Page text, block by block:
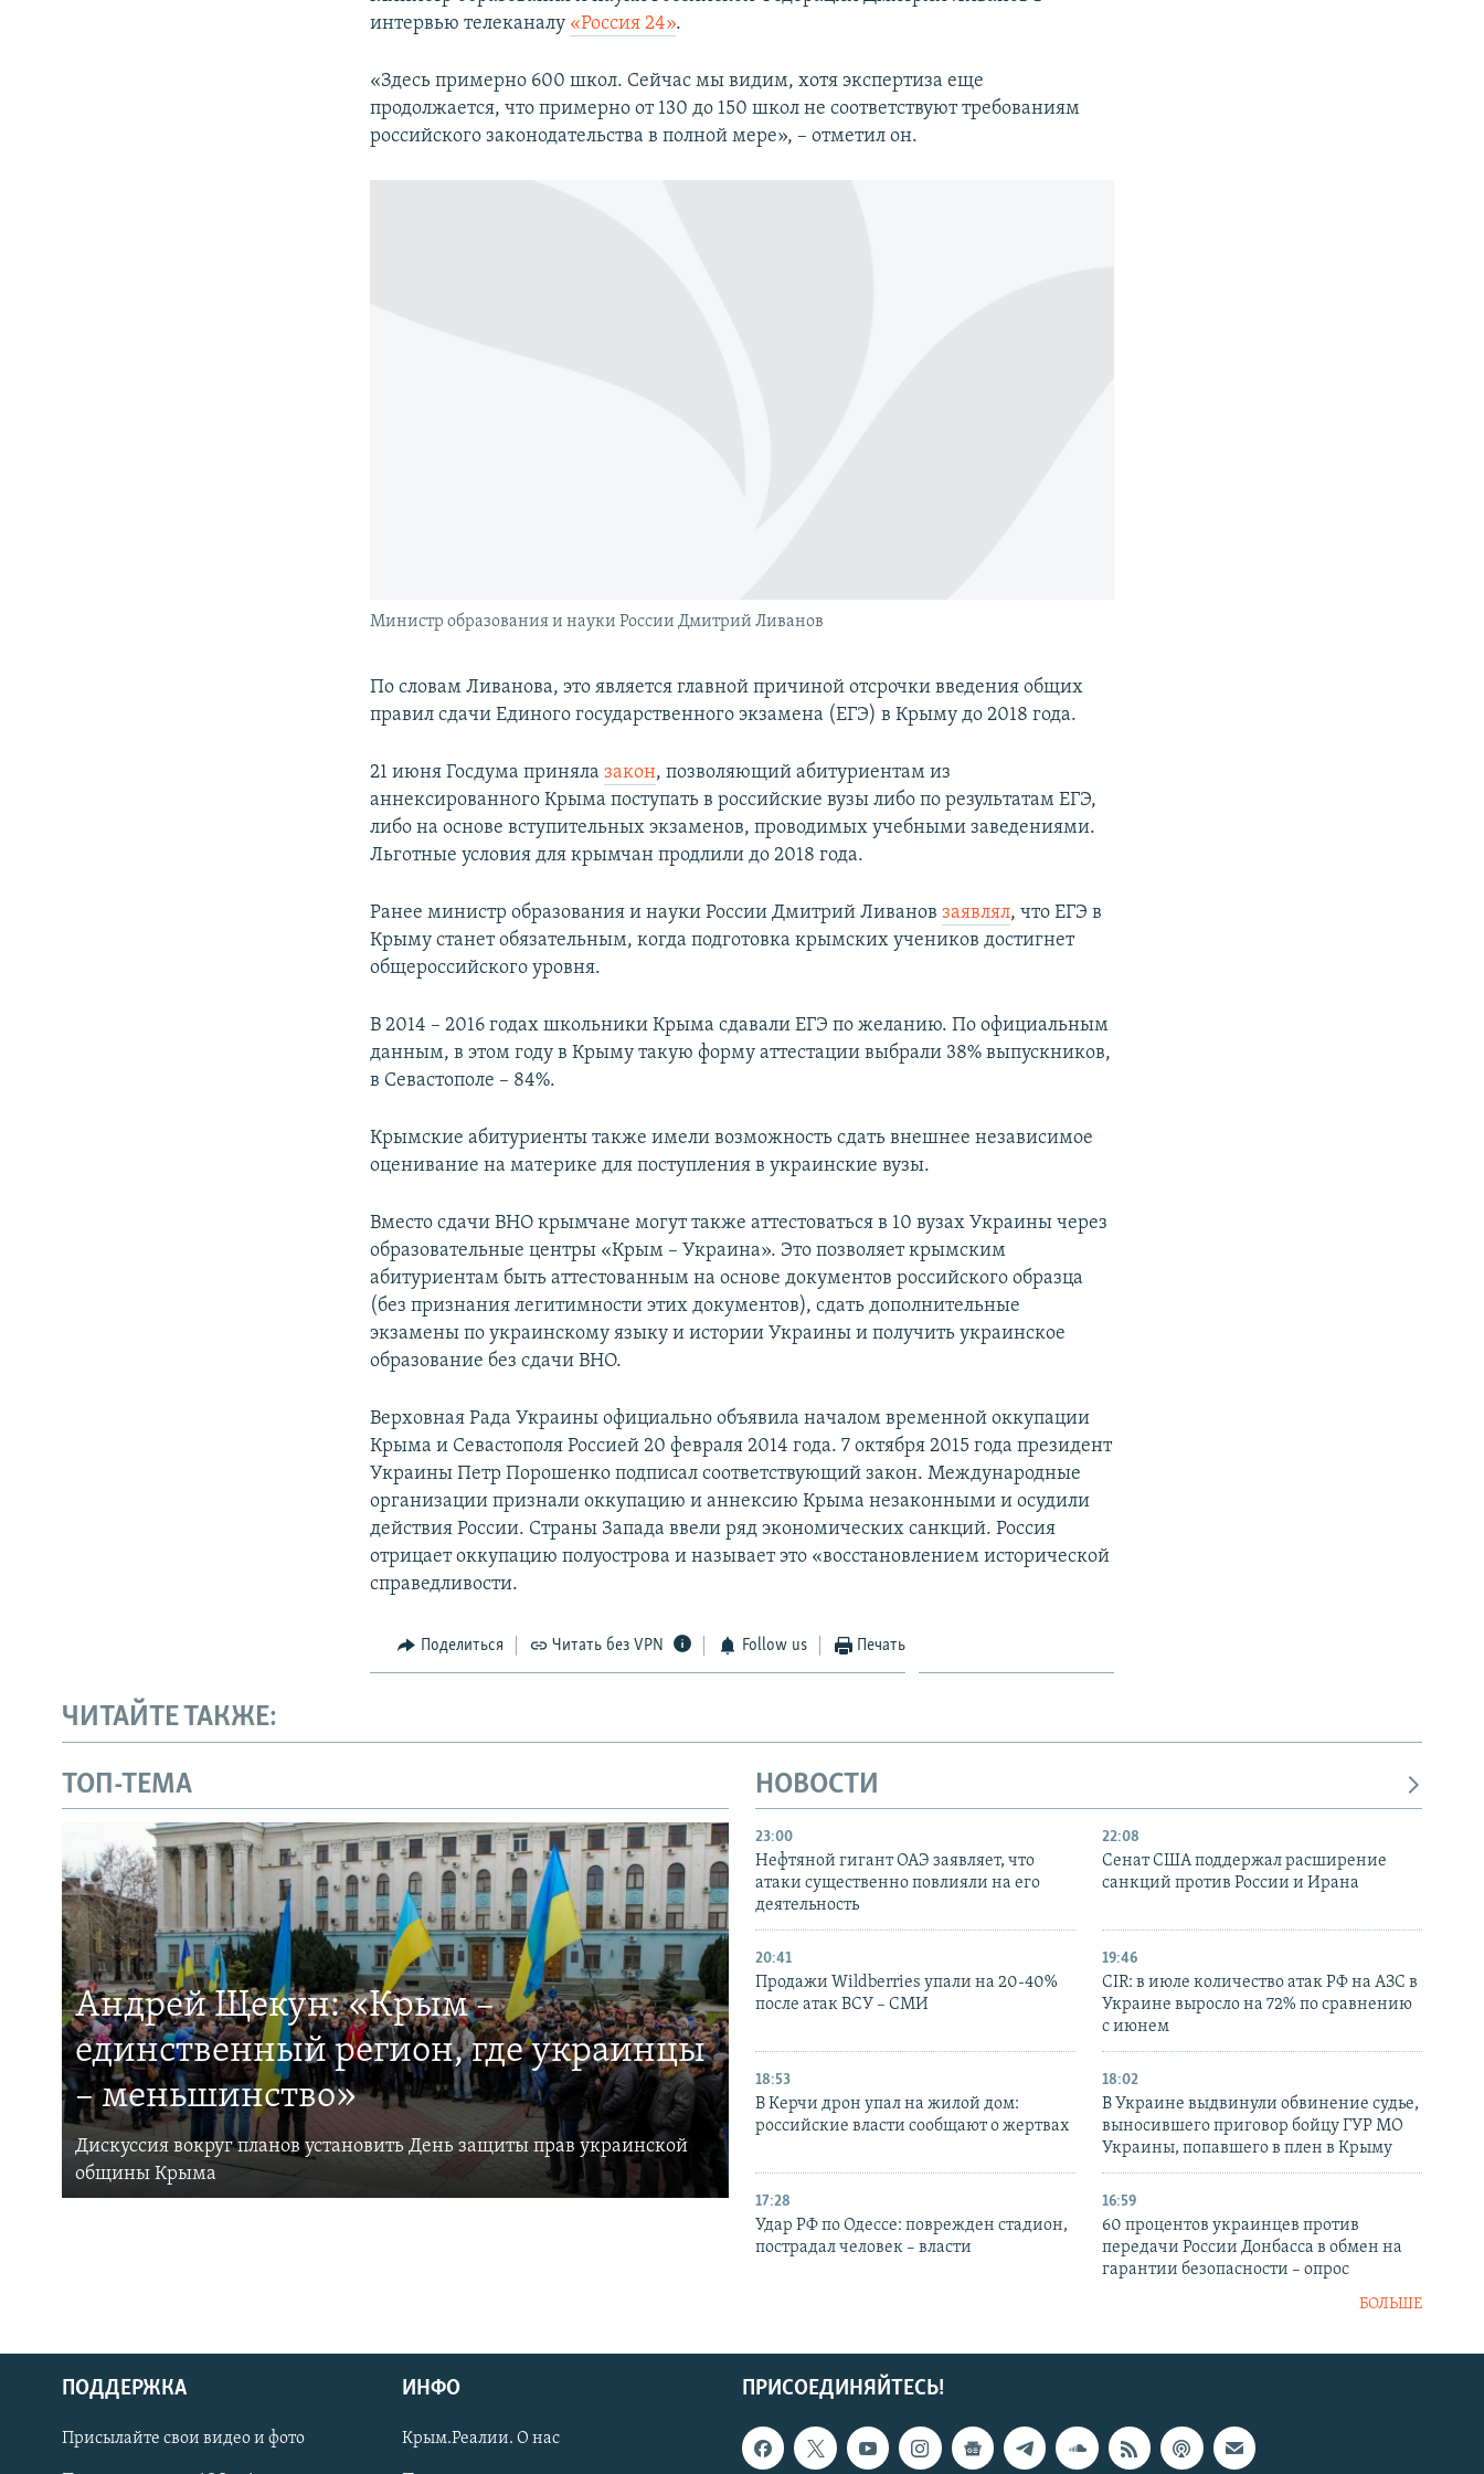
Українською
интервью телеканалу «Россия 24».
«Здесь примерно 600 школ. Сейчас мы видим, хотя экспертиза еще
продолжается, что примерно от 130 до 150 школ не соответствуют требованиям
российского законодательства в полной мере», – отметил он.
Министр образования и науки России Дмитрий Ливанов
По словам Ливанова, это является главной причиной отсрочки введения общих
правил сдачи Единого государственного экзамена (ЕГЭ) в Крыму до 2018 года.
21 июня Госдума принялазакон, позволяющий абитуриентам из
аннексированного Крыма поступать в российские вузы либо по результатам ЕГЭ,
либо на основе вступительных экзаменов, проводимых учебными заведениями.
Льготные условия для крымчан продлили до 2018 года.
Ранее министр образования и науки России Дмитрий Ливановзаявлял, что ЕГЭ в
Крыму станет обязательным, когда подготовка крымских учеников достигнет
общероссийского уровня.
В 2014 – 2016 годах школьники Крыма сдавали ЕГЭ по желанию. По официальным
данным, в этом году в Крыму такую форму аттестации выбрали 38% выпускников,
в Севастополе – 84%.
Крымские абитуриенты также имели возможность сдать внешнее независимое
оценивание на материке для поступления в украинские вузы.
Вместо сдачи ВНО крымчане могут также аттестоваться в 10 вузах Украины через
образовательные центры «Крым – Украина». Это позволяет крымским
абитуриентам быть аттестованным на основе документов российского образца
(без признания легитимности этих документов), сдать дополнительные
экзамены по украинскому языку и истории Украины и получить украинское
образование без сдачи ВНО.
Верховная Рада Украины официально объявила началом временной оккупации
Крыма и Севастополя Россией 20 февраля 2014 года. 7 октября 2015 года президент
Украины Петр Порошенко подписал соответствующий закон. Международные
организации признали оккупацию и аннексию Крыма незаконными и осудили
действия России. Страны Запада ввели ряд экономических санкций. Россия
отрицает оккупацию полуострова и называет это «восстановлением исторической
справедливости.
Поделиться Читать без VPN Follow us Печать
ЧИТАЙТЕ ТАКЖЕ:
ТОП-ТЕМА
Андрей Щекун: «Крым –
единственный регион, где украинцы
– меньшинство»
Дискуссия вокруг планов установить День защиты прав украинской
общины Крыма
НОВОСТИ
23:00
Нефтяной гигант ОАЭ заявляет, что
атаки существенно повлияли на его
деятельность
22:08
Сенат США поддержал расширение
санкций против России и Ирана
20:41
Продажи Wildberries упали на 20-40%
после атак ВСУ – СМИ
19:46
CIR: в июле количество атак РФ на АЗС в
Украине выросло на 72% по сравнению
с июнем
18:53
В Керчи дрон упал на жилой дом:
российские власти сообщают о жертвах
18:02
В Украине выдвинули обвинение судье,
выносившего приговор бойцу ГУР МО
Украины, попавшего в плен в Крыму
17:28
Удар РФ по Одессе: поврежден стадион,
пострадал человек – власти
16:59
60 процентов украинцев против
передачи России Донбасса в обмен на
гарантии безопасности – опрос
БОЛЬШЕ
ПРИСОЕДИНЯЙТЕСЬ!
ПОДДЕРЖКА
Присылайте свои видео и фото
ИНФО
Крым.Реалии. О нас